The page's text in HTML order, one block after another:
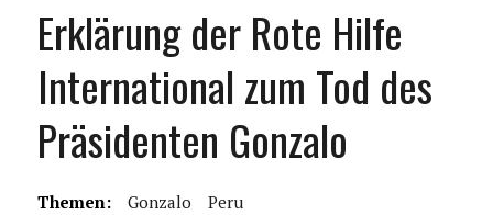
Erklärung der Rote Hilfe
International zum Tod des
Präsidenten Gonzalo
Themen: Gonzalo Peru